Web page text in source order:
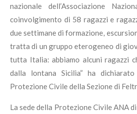
nazionale dell’Associazione
coinvolgimento di 58 ragazzi e
due settimane di formazione,
tratta di un gruppo eterogeneo di
tutta Italia: abbiamo alcuni ragazzi
dalla lontana Sicilia” ha dichiarato
Protezione Civile della Sezione di
La sede della Protezione Civile ANA